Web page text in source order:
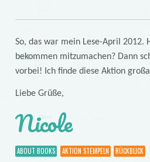
So, das war mein Lese-April 2012.
bekommen mitzumachen? Dann
vorbei! Ich finde diese Aktion
Liebe Grüße,
Nicole
ABOUT BOOKS AKTION STEMPELN RÜCKBLICK